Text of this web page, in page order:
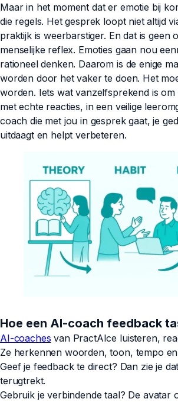
Maar in het moment dat er emotie bij
die regels. Het gesprek loopt niet altijd
praktijk is weerbarstiger. En dat is geen
menselijke reflex. Emoties gaan nou
rationeel denken. Daarom is de enige
worden door het vaker te doen. Het
worden. Iets wat vanzelfsprekend is om
met echte reacties, in een veilige
coach die met jou in gesprek gaat, je
uitdaagt en helpt verbeteren.
Hoe een AI-coach feedback
AI-coaches van PractAIce luisteren,
Ze herkennen woorden, toon, tempo
Geef je feedback te direct? Dan zie je
terugtrekt.
Gebruik je verbindende taal? De avatar